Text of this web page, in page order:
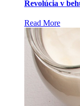
Revolúcia v
Read More